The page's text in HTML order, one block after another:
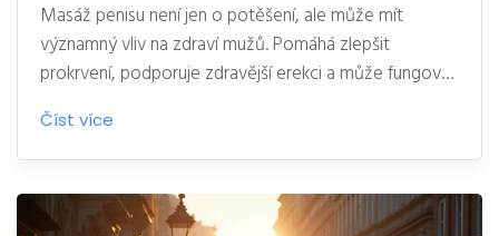
Masáž penisu není jen o potěšení, ale může mít
významný vliv na zdraví mužů. Pomáhá zlepšit
prokrvení, podporuje zdravější erekci a může fungovat
jako prevence různých problémů v ložnici. Článek
přináší konkrétní tipy, jak na masáž, kdy ji vyzkoušet, a
zboří některé mýty spojené s tímto tématem. Dozvíte
se, proč není důvod se této praxi vyhýbat a jak může
napomoci lepšímu sexuálnímu životu i sebevědomí.
Číst více